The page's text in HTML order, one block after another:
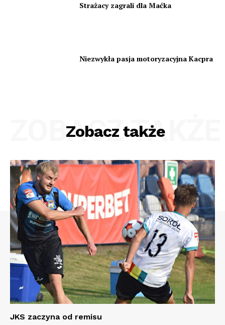
Strażacy zagrali dla Maćka
Niezwykła pasja motoryzacyjna Kacpra
Zobacz także
ZOBACZ TAKŻE
JKS zaczyna od remisu